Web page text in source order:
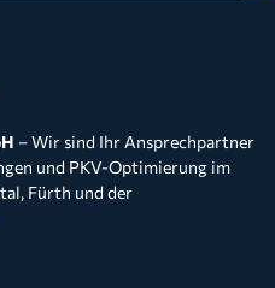
– Wir sind Ihr Ansprechpartner
und PKV-Optimierung im
Fürth und der